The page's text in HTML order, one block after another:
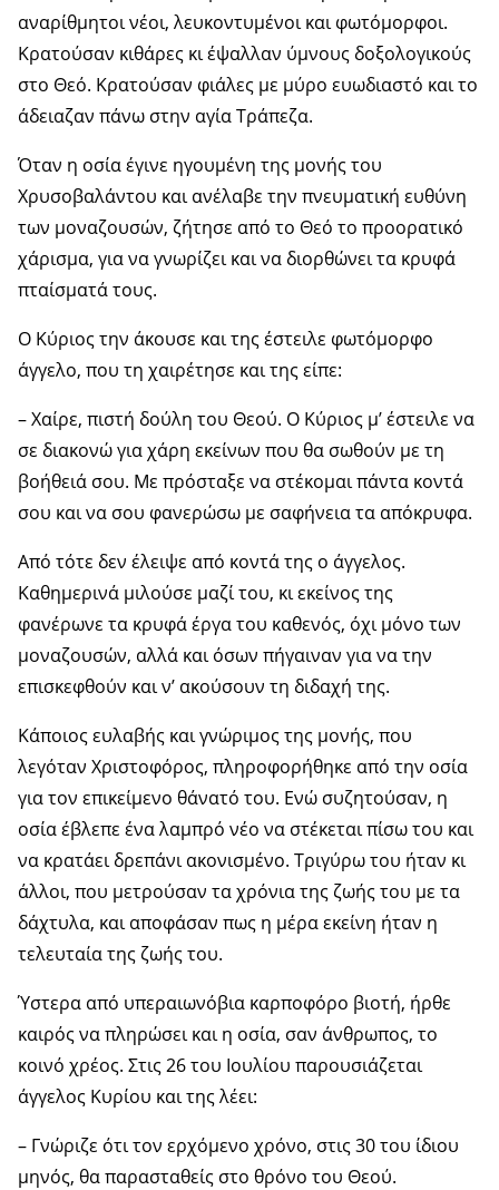
αναρίθμητοι νέοι, λευκοντυμένοι και φωτόμορφοι.
Κρατούσαν κιθάρες κι έψαλλαν ύμνους δοξολογικούς
στο Θεό. Κρατούσαν φιάλες με μύρο ευωδιαστό και το
άδειαζαν πάνω στην αγία Τράπεζα.
Όταν η οσία έγινε ηγουμένη της μονής του
Χρυσοβαλάντου και ανέλαβε την πνευματική ευθύνη
των μοναζουσών, ζήτησε από το Θεό το προορατικό
χάρισμα, για να γνωρίζει και να διορθώνει τα κρυφά
πταίσματά τους.
Ο Κύριος την άκουσε και της έστειλε φωτόμορφο
άγγελο, που τη χαιρέτησε και της είπε:
– Χαίρε, πιστή δούλη του Θεού. Ο Κύριος μ’ έστειλε να
σε διακονώ για χάρη εκείνων που θα σωθούν με τη
βοήθειά σου. Με πρόσταξε να στέκομαι πάντα κοντά
σου και να σου φανερώσω με σαφήνεια τα απόκρυφα.
Από τότε δεν έλειψε από κοντά της ο άγγελος.
Καθημερινά μιλούσε μαζί του, κι εκείνος της
φανέρωνε τα κρυφά έργα του καθενός, όχι μόνο των
μοναζουσών, αλλά και όσων πήγαιναν για να την
επισκεφθούν και ν’ ακούσουν τη διδαχή της.
Κάποιος ευλαβής και γνώριμος της μονής, που
λεγόταν Χριστοφόρος, πληροφορήθηκε από την οσία
για τον επικείμενο θάνατό του. Ενώ συζητούσαν, η
οσία έβλεπε ένα λαμπρό νέο να στέκεται πίσω του και
να κρατάει δρεπάνι ακονισμένο. Τριγύρω του ήταν κι
άλλοι, που μετρούσαν τα χρόνια της ζωής του με τα
δάχτυλα, και αποφάσαν πως η μέρα εκείνη ήταν η
τελευταία της ζωής του.
Ύστερα από υπεραιωνόβια καρποφόρο βιοτή, ήρθε
καιρός να πληρώσει και η οσία, σαν άνθρωπος, το
κοινό χρέος. Στις 26 του Ιουλίου παρουσιάζεται
άγγελος Κυρίου και της λέει:
– Γνώριζε ότι τον ερχόμενο χρόνο, στις 30 του ίδιου
μηνός, θα παρασταθείς στο θρόνο του Θεού.